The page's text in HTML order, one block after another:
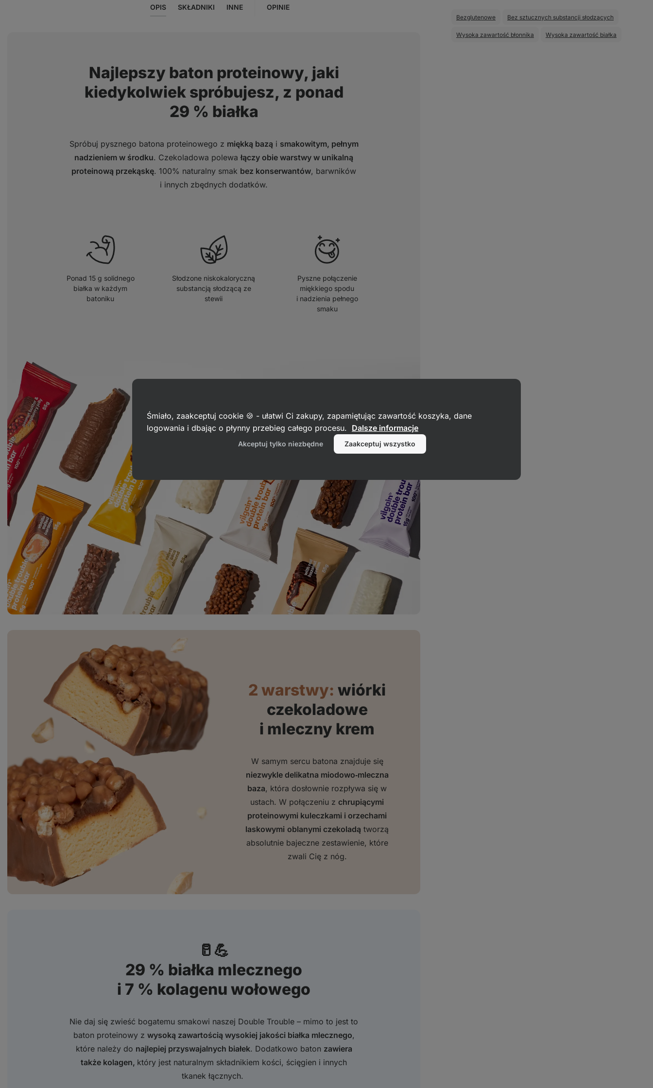
Bezglutenowe Bez sztucznych substancji słodzących
Wysoka zawartość błonnika Wysoka zawartość białka
OPIS SKŁADNIKI INNE OPINIE
Najlepszy baton proteinowy, jaki
kiedykolwiek spróbujesz, z ponad
29 % białka
Spróbuj pysznego batona proteinowego z miękką bazą i smakowitym, pełnym
nadzieniem w środku. Czekoladowa polewa łączy obie warstwy w unikalną
proteinową przekąskę. 100% naturalny smak bez konserwantów, barwników
i innych zbędnych dodatków.
Ponad 15 g solidnego
białka w każdym
batoniku
Słodzone niskokaloryczną
substancją słodzącą ze
stewii
Pyszne połączenie
miękkiego spodu
i nadzienia pełnego
smaku
2 warstwy: wiórki
czekoladowe
i mleczny krem
W samym sercu batona znajduje się
niezwykle delikatna miodowo‑mleczna
baza, która dosłownie rozpływa się w
ustach. W połączeniu z chrupiącymi
proteinowymi kuleczkami i orzechami
laskowymi oblanymi czekoladą tworzą
absolutnie bajeczne zestawienie, które
zwali Cię z nóg.
🥛💪
29 % białka mlecznego
i 7 % kolagenu wołowego
Nie daj się zwieść bogatemu smakowi naszej Double Trouble – mimo to jest to
baton proteinowy z wysoką zawartością wysokiej jakości białka mlecznego,
które należy do najlepiej przyswajalnych białek. Dodatkowo baton zawiera
także kolagen, który jest naturalnym składnikiem kości, ścięgien i innych
tkanek łącznych.
Śmiało, zaakceptuj cookie 🍪 - ułatwi Ci zakupy, zapamiętując zawartość koszyka, dane
logowania i dbając o płynny przebieg całego procesu. Dalsze informacje
Akceptuj tylko niezbędne Zaakceptuj wszystko